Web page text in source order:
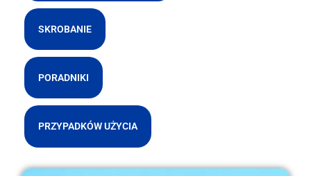
SKROBANIE
PORADNIKI
PRZYPADKÓW UŻYCIA